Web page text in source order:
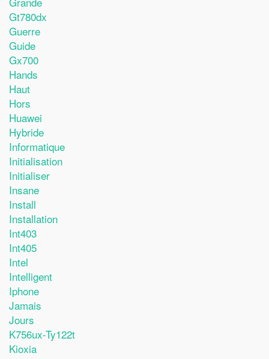
Gt780dx
Guerre
Guide
Gx700
Hands
Haut
Hors
Huawei
Hybride
Informatique
Initialisation
Initialiser
Insane
Install
Installation
Int403
Int405
Intel
Intelligent
Iphone
Jamais
Jours
K756ux-Ty122t
Kioxia